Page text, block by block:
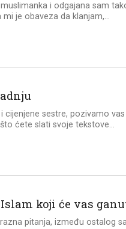
i odgajana sam
je obaveza da klanjam,...
cijenjene sestre, pozivamo
ćete slati svoje tekstove...
koji će vas
pitanja, između ostalog